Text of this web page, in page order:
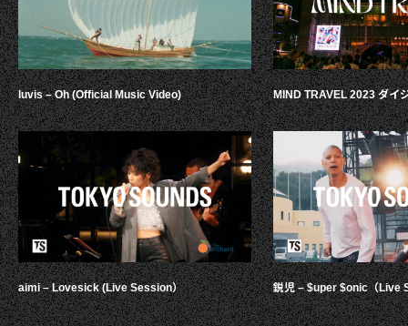
luvis – Oh (Official Music Video)
aimi – Lovesick (Live Session）
MIND TRAVEL 2023 ダイ
鋭児 – $uper $onic（Live